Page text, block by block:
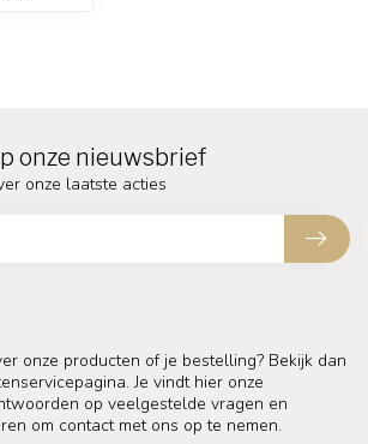
onze producten of je bestelling? Bekijk dan
Je vindt hier onze
op veelgestelde vragen en
om contact met ons op te nemen.
onze nieuwsbrief
onze laatste acties